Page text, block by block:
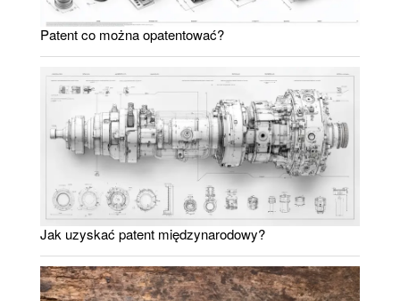
Patent co można opatentować?
Jak uzyskać patent międzynarodowy?